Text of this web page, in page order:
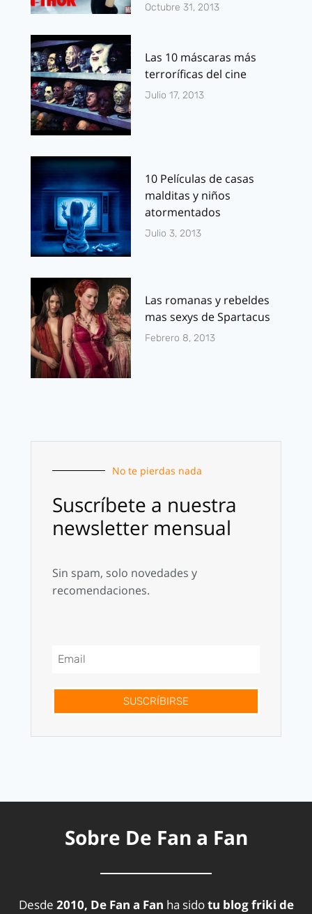
Octubre 31, 2013
Las 10 máscaras más
terroríficas del cine
Julio 17, 2013
10 Películas de casas
malditas y niños
atormentados
Julio 3, 2013
Las romanas y rebeldes
mas sexys de Spartacus
Febrero 8, 2013
No te pierdas nada
Suscríbete a nuestra
newsletter mensual
Sin spam, solo novedades y
recomendaciones.
SUSCRÍBIRSE
Sobre De Fan a Fan
Desde 2010, De Fan a Fan ha sidotu blog friki de